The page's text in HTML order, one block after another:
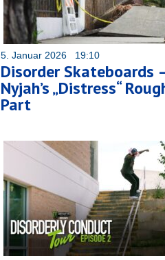
5. Januar 2026 19:10
Disorder Skateboards
Nyjah’s „Distress“
Part